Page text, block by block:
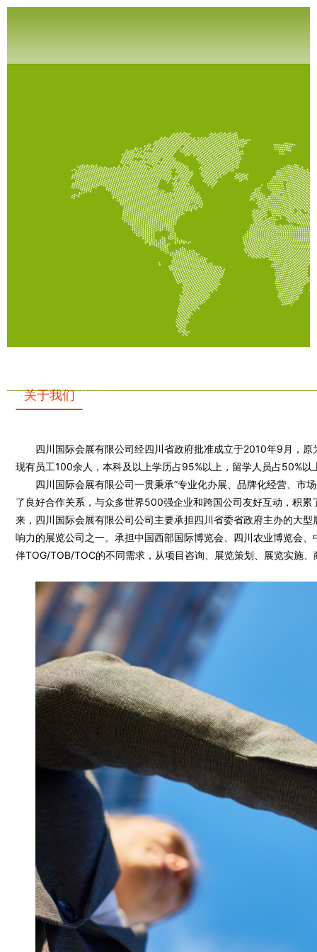
关于我们
四川国际会展有限公司经四川省政府批准成立于2010年9月，
现有员工100余人，本科及以上学历占95%以上，留学人员占50%
四川国际会展有限公司一贯秉承“专业化办展、品牌化经营、
了良好合作关系，与众多世界500强企业和跨国公司友好互动，积
来，四川国际会展有限公司公司主要承担四川省委省政府主办的大
响力的展览公司之一。承担中国西部国际博览会、四川农业博览会
伴TOG/TOB/TOC的不同需求，从项目咨询、展览策划、展览实施